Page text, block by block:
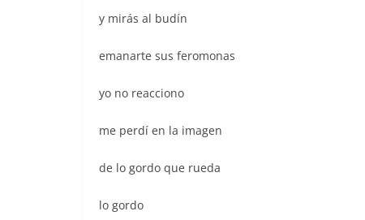
y mirás al budín
emanarte sus feromonas
yo no reacciono
me perdí en la imagen
de lo gordo que rueda
lo gordo